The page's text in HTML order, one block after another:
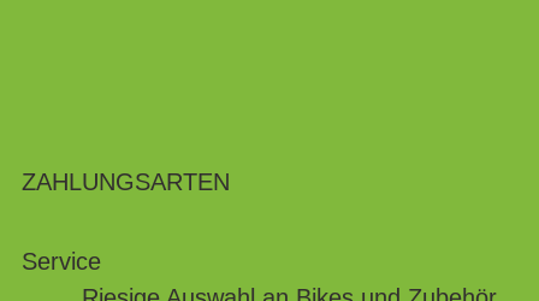
ZAHLUNGSARTEN
Service